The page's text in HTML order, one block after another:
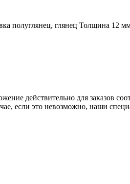
полуглянец, глянец Толщина 12
действительно для заказов
если это невозможно, наши